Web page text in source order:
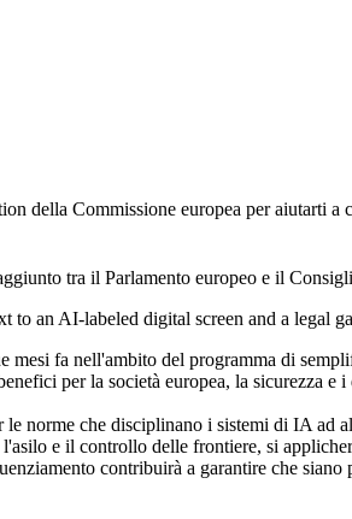
della Commissione europea per aiutarti a
tra il Parlamento europeo e il
fa nell'ambito del programma di
per la società europea, la sicurezza e
norme che disciplinano i sistemi di IA
e il controllo delle frontiere, si
contribuirà a garantire che